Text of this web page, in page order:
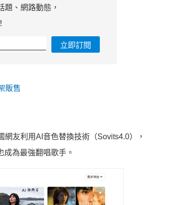
題、網路動態，
立即訂閱
販售
友利用AI音色替換技術（Sovits4.0），
為最強翻唱歌手。